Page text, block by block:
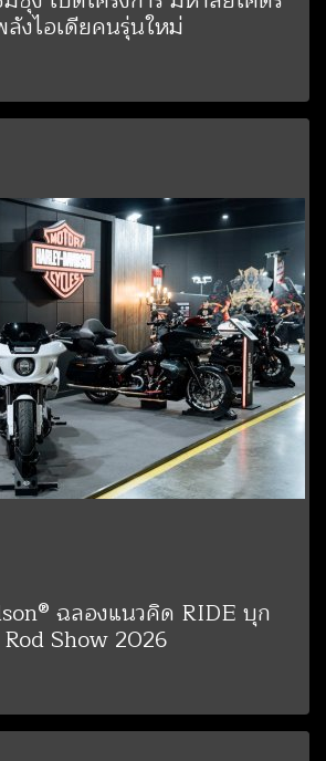
งไอเดียคนรุ่นใหม่
ฉลองแนวคิด RIDE บุก
Show 2026